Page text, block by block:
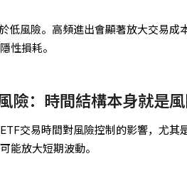
低風險。高頻進出會顯著放大交易成
性損耗。
險：時間結構本身就是
交易時間對風險控制的影響，尤其
能放大短期波動。